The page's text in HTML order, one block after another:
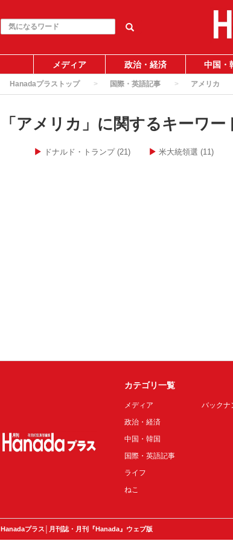
メディア 政治・経済 中国・
Hanadaプラストップ 国際・英語記事 アメリカ
「アメリカ」に関するキーワー
ドナルド・トランプ(21) 米大統領選 (11)
カテゴリ一覧
メディア
政治・経済
中国・韓国
国際・英語記事
ライフ
ねこ
バックナ
Hanadaプラス│月刊誌・月刊『Hanada』ウェブ版